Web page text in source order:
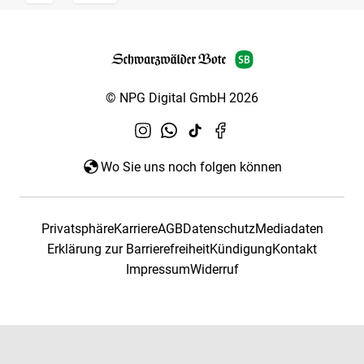
© NPG Digital GmbH 2026
Wo Sie uns noch folgen können
PrivatsphäreKarriereAGBDatenschutzMediadaten
Erklärung zur BarrierefreiheitKündigungKontakt
ImpressumWiderruf